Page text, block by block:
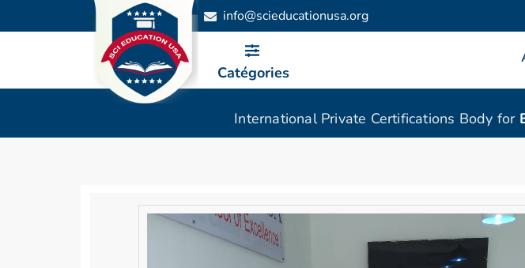
info@scieducationusa.org
Catégories
International Private Certifications Body for